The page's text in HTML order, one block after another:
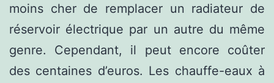
moins cher de remplacer un radiateur de
réservoir électrique par un autre du même
genre. Cependant, il peut encore coûter
des centaines d’euros. Les chauffe-eaux à